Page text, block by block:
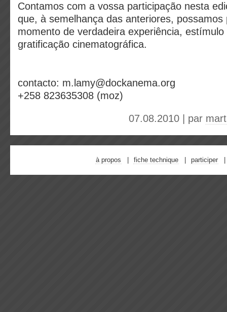
Contamos com a vossa participação nesta
que, à semelhança das anteriores, possamos
momento de verdadeira experiência, estímulo
gratificação cinematográfica.
contacto: m.lamy@dockanema.org
+258 823635308 (moz)
07.08.2010 | par
à propos fiche technique participer